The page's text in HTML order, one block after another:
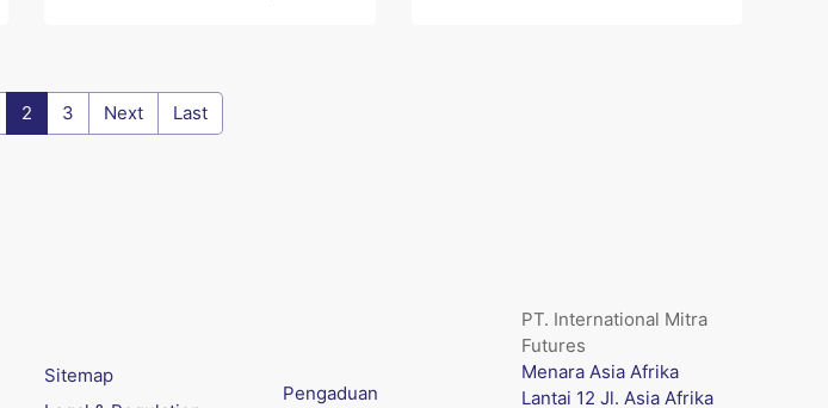
2 3 Next Last
Sitemap
Pengaduan
PT. International Mitra
Futures
Menara Asia Afrika
Lantai 12 Jl. Asia Afrika